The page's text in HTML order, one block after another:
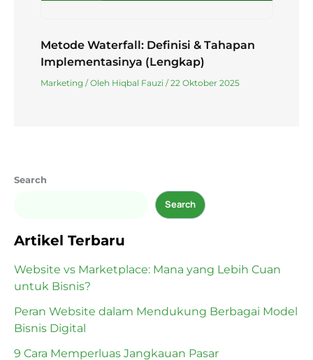
Metode Waterfall: Definisi & Tahapan
Implementasinya (Lengkap)
Marketing / Oleh Hiqbal Fauzi /22 Oktober 2025
Search
Search
Artikel Terbaru
Website vs Marketplace: Mana yang Lebih Cuan
untuk Bisnis?
Peran Website dalam Mendukung Berbagai Model
Bisnis Digital
9 Cara Memperluas Jangkauan Pasar